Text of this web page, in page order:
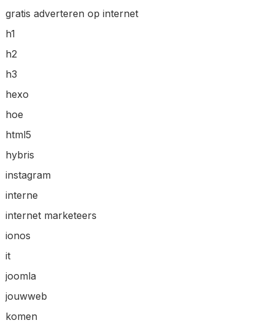
gratis adverteren op internet
h1
h2
h3
hexo
hoe
html5
hybris
instagram
interne
internet marketeers
ionos
it
joomla
jouwweb
komen